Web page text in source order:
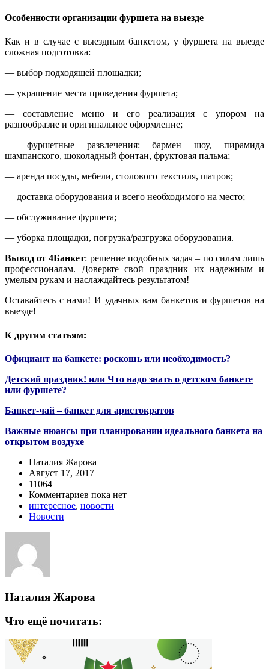
Особенности организации фуршета на выезде
Как и в случае с выездным банкетом, у фуршета на выезде
сложная подготовка:
— выбор подходящей площадки;
— украшение места проведения фуршета;
— составление меню и его реализация с упором на
разнообразие и оригинальное оформление;
— фуршетные развлечения: бармен шоу, пирамида
шампанского, шоколадный фонтан, фруктовая пальма;
— аренда посуды, мебели, столового текстиля, шатров;
— доставка оборудования и всего необходимого на место;
— обслуживание фуршета;
— уборка площадки, погрузка/разгрузка оборудования.
Вывод от 4Банкет: решение подобных задач – по силам лишь
профессионалам. Доверьте свой праздник их надежным и
умелым рукам и наслаждайтесь результатом!
Оставайтесь с нами! И удачных вам банкетов и фуршетов на
выезде!
К другим статьям:
Официант на банкете: роскошь или необходимость?
Детский праздник! или Что надо знать о детском банкете
или фуршете?
Банкет-чай – банкет для аристократов
Важные нюансы при планировании идеального банкета на
открытом воздухе
Наталия Жарова
Август 17, 2017
11064
Комментариев пока нет
интересное, новости
Новости
Наталия Жарова
Что ещё почитать: